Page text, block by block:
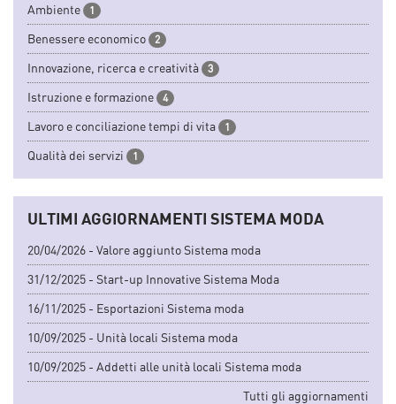
Ambiente 1
Benessere economico 2
Innovazione, ricerca e creatività 3
Istruzione e formazione 4
Lavoro e conciliazione tempi di vita 1
Qualità dei servizi 1
ULTIMI AGGIORNAMENTI SISTEMA MODA
20/04/2026 - Valore aggiunto Sistema moda
31/12/2025 - Start-up Innovative Sistema Moda
16/11/2025 - Esportazioni Sistema moda
10/09/2025 - Unità locali Sistema moda
10/09/2025 - Addetti alle unità locali Sistema moda
Tutti gli aggiornamenti